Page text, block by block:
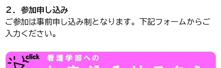
２．参加申し込み
ご参加は事前申し込み制となります。下記フォームからご
入力ください。